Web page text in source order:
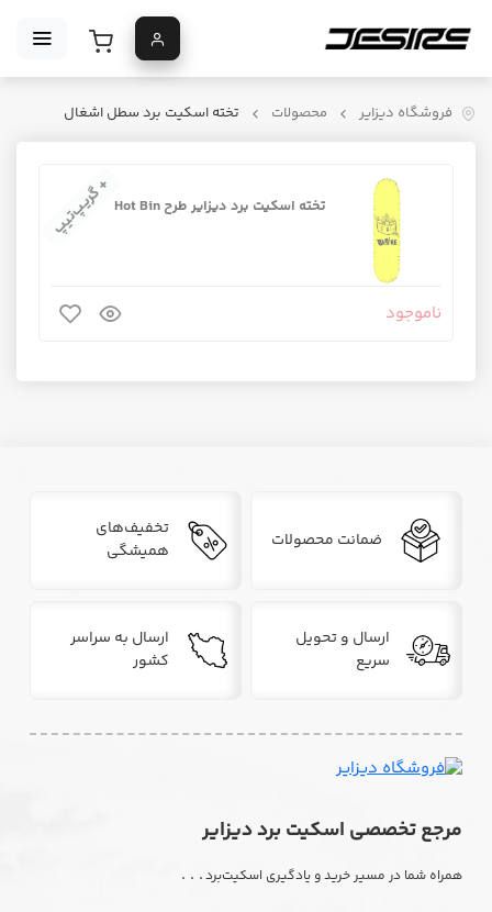
فروشگاه دیزایر محصولات تخته اسکیت برد سطل اشغال
تخته اسکیت برد دیزایر طرح Hot Bin
ناموجود
+ گریپ‌تیپ
ضمانت محصولات
تخفیف‌های
همیشگی
ارسال و تحویل
سریع
ارسال به سراسر
کشور
مرجع تخصصی اسکیت برد دیزایر
همراه شما در مسیر خرید و یادگیری اسکیت‌برد. . .